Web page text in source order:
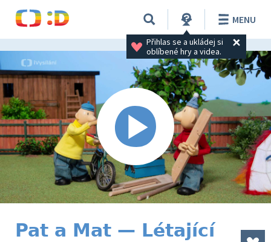
Přihlas se a ukládej si
oblíbené hry a videa.
MENU
Pat a Mat — Létající